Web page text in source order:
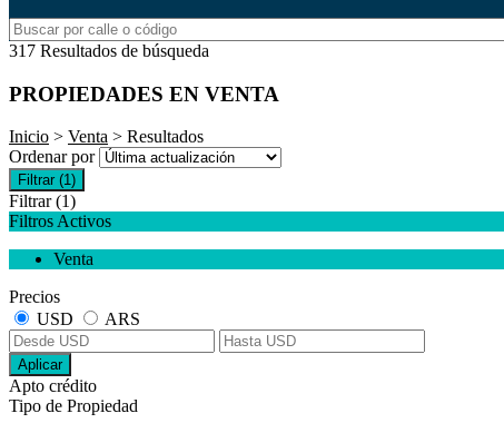
317 Resultados de búsqueda
PROPIEDADES EN VENTA
Inicio > Venta > Resultados
Ordenar por
Filtrar (1)
Filtrar (1)
Filtros Activos
Venta
Precios
USD
ARS
Aplicar
Apto crédito
Tipo de Propiedad